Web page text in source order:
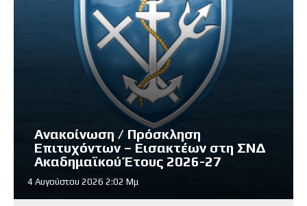
Ανακοίνωση / Πρόσκληση
Επιτυχόντων – Εισακτέων στη ΣΝΔ
Ακαδημαϊκού Έτους 2026-27
4 Αυγούστου 2026 2:02 Μμ